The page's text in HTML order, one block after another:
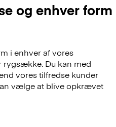
og enhver form
i enhver af vores
rygsække. Du kan med
vores tilfredse kunder
vælge at blive opkrævet